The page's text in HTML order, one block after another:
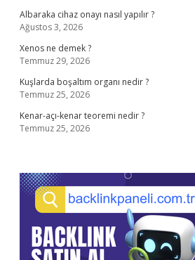
Albaraka cihaz onayı nasıl yapılır ?
Ağustos 3, 2026
Xenos ne demek ?
Temmuz 29, 2026
Kuşlarda boşaltım organı nedir ?
Temmuz 25, 2026
Kenar-açı-kenar teoremi nedir ?
Temmuz 25, 2026